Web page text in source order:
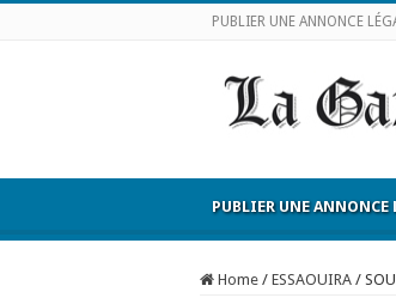
PUBLIER UNE ANNONCE
PUBLIER UNE ANNONCE
Home / ESSAOUIRA /